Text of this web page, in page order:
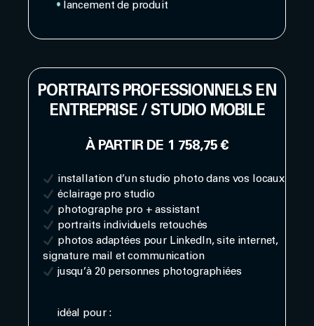
•lancement de produit
PORTRAITS PROFESSIONNELS EN
ENTREPRISE / STUDIO MOBILE
À PARTIR DE 1 758,75 €
installation d’un studio photo dans vos locaux
éclairage pro studio
photographe pro + assistant
portraits individuels retouchés
photos adaptées pour LinkedIn, site internet,
signature mail et communication
jusqu’à 20 personnes photographiées
idéal pour :